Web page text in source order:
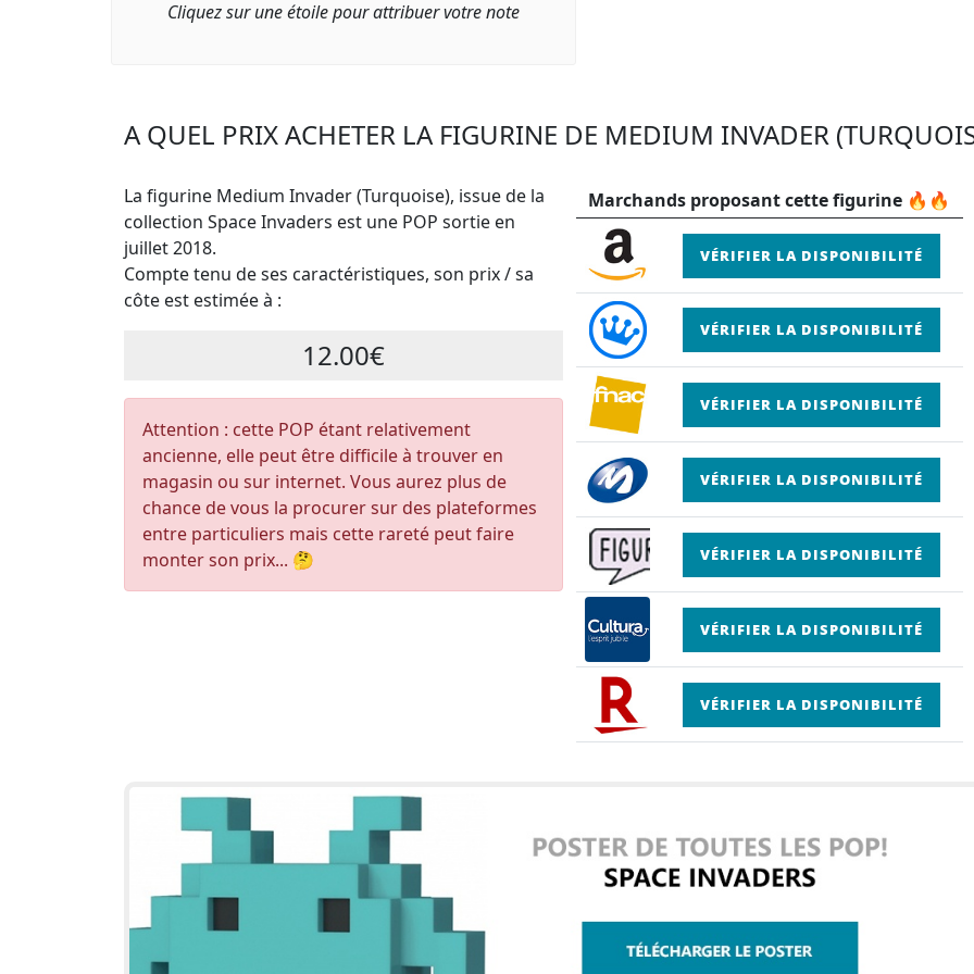
Cliquez sur une étoile pour attribuer votre note
A QUEL PRIX ACHETER LA FIGURINE DE MEDIUM INVADER
La figurine Medium Invader (Turquoise), issue de la
collection Space Invaders est une POP sortie en
juillet 2018.
Compte tenu de ses caractéristiques, son prix / sa
côte est estimée à :
12.00€
Attention : cette POP étant relativement
ancienne, elle peut être difficile à trouver en
magasin ou sur internet. Vous aurez plus de
chance de vous la procurer sur des plateformes
entre particuliers mais cette rareté peut faire
monter son prix... 🤔
Marchands proposant cette figurine 🔥🔥
VÉRIFIER LA DISPONIBILITÉ
VÉRIFIER LA DISPONIBILITÉ
VÉRIFIER LA DISPONIBILITÉ
VÉRIFIER LA DISPONIBILITÉ
VÉRIFIER LA DISPONIBILITÉ
VÉRIFIER LA DISPONIBILITÉ
VÉRIFIER LA DISPONIBILITÉ